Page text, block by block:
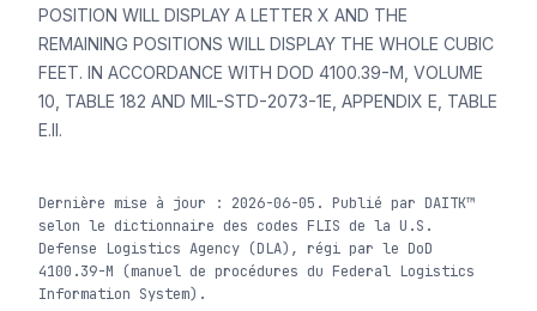
POSITION WILL DISPLAY A LETTER X AND THE
REMAINING POSITIONS WILL DISPLAY THE WHOLE CUBIC
FEET. IN ACCORDANCE WITH DOD 4100.39-M, VOLUME
10, TABLE 182 AND MIL-STD-2073-1E, APPENDIX E, TABLE
E.II.
Dernière mise à jour : 2026-06-05. Publié par DAITK™
selon le dictionnaire des codes FLIS de la U.S.
Defense Logistics Agency (DLA), régi par le DoD
4100.39-M (manuel de procédures du Federal Logistics
Information System).